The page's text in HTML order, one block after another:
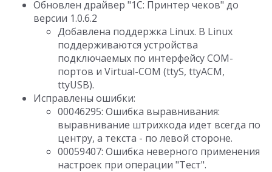
Обновлен драйвер "1С: Принтер чеков" до
версии 1.0.6.2
Добавлена поддержка Linux. В Linux
поддерживаются устройства
подключаемых по интерфейсу COM-
портов и Virtual-COM (ttyS, ttyACM,
ttyUSB).
Исправлены ошибки:
00046295: Ошибка выравнивания:
выравнивание штрихкода идет всегда по
центру, а текста - по левой стороне.
00059407: Ошибка неверного применения
настроек при операции "Тест".